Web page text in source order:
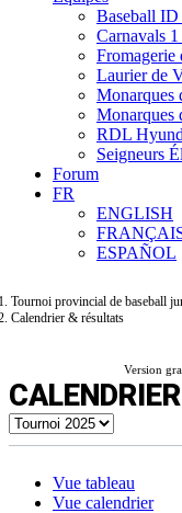
Baseball
Carnavals
Fromagerie
Laurier de
Monarques
Monarques
RDL
Seigneurs
Forum
FR
ENGLISH
ESPAÑOL
Tournoi provincial de baseball
Calendrier & résultats
Version
Vue tableau
Vue calendrier